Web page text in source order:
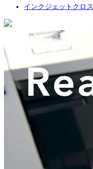
インクジェットクロス